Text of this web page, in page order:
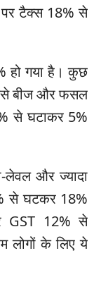
पर टैक्स 18% से
हो गया है। कुछ
बीज और फसल
से घटाकर 5%
और ज्यादा
से घटकर 18%
GST 12% से
लोगों के लिए ये